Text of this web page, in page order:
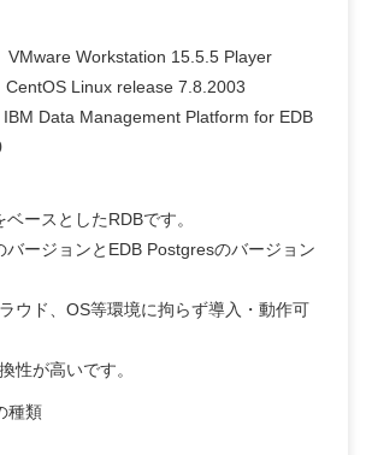
Workstation 15.5.5 Player
Linux release 7.8.2003
Management Platform for EDB
ベースとしたRDBです。
バージョンとEDB Postgresのバージョン
ウド、OS等環境に拘らず導入・動作可
性が高いです。
種類